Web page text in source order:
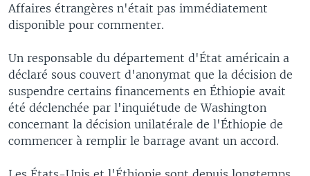
Affaires étrangères n'était pas immédiatement
disponible pour commenter.
Un responsable du département d'État américain a
déclaré sous couvert d'anonymat que la décision de
suspendre certains financements en Éthiopie avait
été déclenchée par l'inquiétude de Washington
concernant la décision unilatérale de l'Éthiopie de
commencer à remplir le barrage avant un accord.